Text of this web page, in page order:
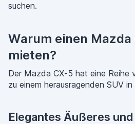
suchen.
Warum einen Mazda
mieten?
Der Mazda CX-5 hat eine Reihe
zu einem herausragenden SUV
Elegantes Äußeres